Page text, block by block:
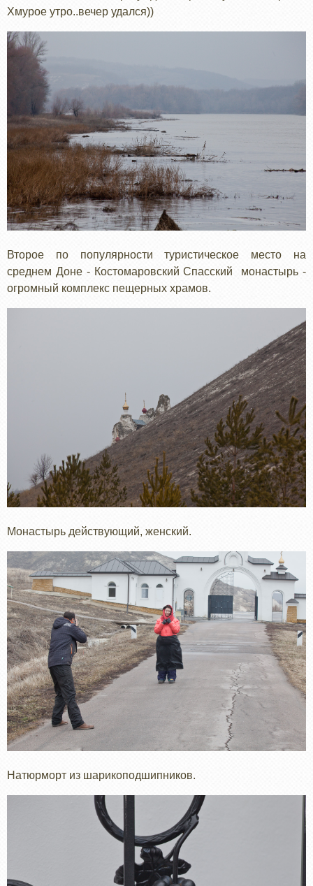
Хмурое утро..вечер удался))
Второе по популярности туристическое место на
среднем Доне - Костомаровский Спасский монастырь -
огромный комплекс пещерных храмов.
Монастырь действующий, женский.
Натюрморт из шарикоподшипников.